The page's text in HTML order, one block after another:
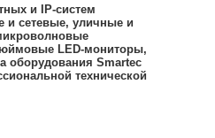
и IP-систем
и сетевые, уличные и
LED-мониторы,
оборудования Smartec
технической